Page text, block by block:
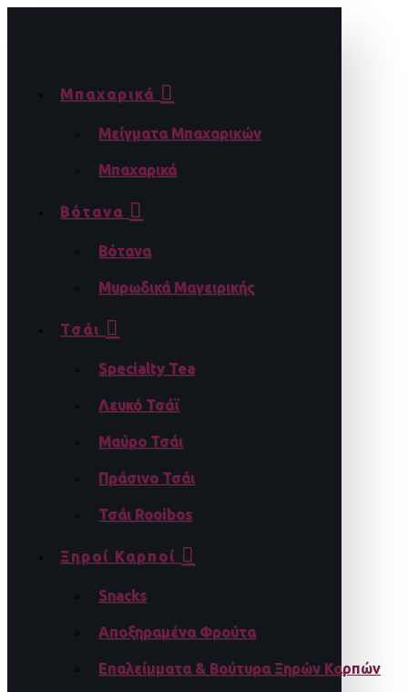
Μπαχαρικά
Μείγματα Μπαχαρικών
Μπαχαρικά
Βότανα
Βότανα
Μυρωδικά Μαγειρικής
Τσάι
Specialty Tea
Λευκό Τσάϊ
Μαύρο Τσάι
Πράσινο Τσάι
Τσάι Rooibos
Ξηροί Καρποί
Snacks
Αποξηραμένα Φρούτα
Επαλείμματα & Βούτυρα Ξηρών Καρπών